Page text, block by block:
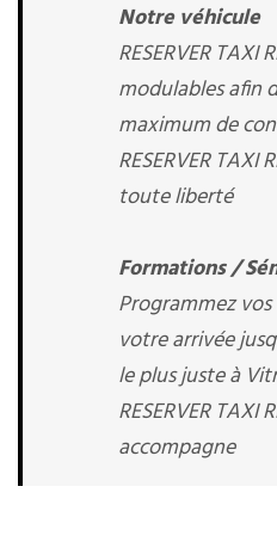
Notre véhicule
RESERVER TAXI
modulables afin
maximum de
RESERVER TAXI
toute liberté
Formations /
Programmez
votre arrivée
le plus juste à
RESERVER TAXI
accompagne